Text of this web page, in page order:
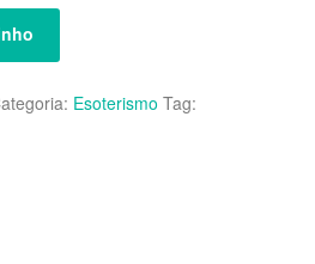
Esoterismo Tag: